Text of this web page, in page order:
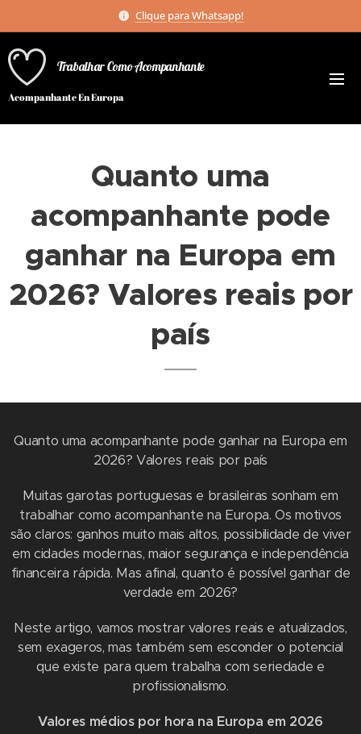
Clique para Whatsapp!
Trabalhar Como Acompanhante
Acompanhante En Europa
Quanto uma
acompanhante pode
ganhar na Europa em
2026? Valores reais por
país
Quanto uma acompanhante pode ganhar na Europa em
2026? Valores reais por país
Muitas garotas portuguesas e brasileiras sonham em
trabalhar como acompanhante na Europa. Os motivos
são claros: ganhos muito mais altos, possibilidade de viver
em cidades modernas, maior segurança e independência
financeira rápida. Mas afinal, quanto é possível ganhar de
verdade em 2026?
Neste artigo, vamos mostrar valores reais e atualizados,
sem exageros, mas também sem esconder o potencial
que existe para quem trabalha com seriedade e
profissionalismo.
Valores médios por hora na Europa em 2026